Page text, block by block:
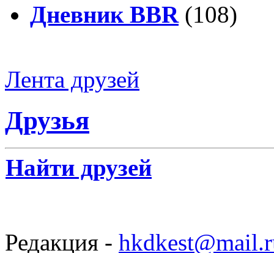
Дневник BBR (108)
Лента друзей
Друзья
Найти друзей
Редакция -